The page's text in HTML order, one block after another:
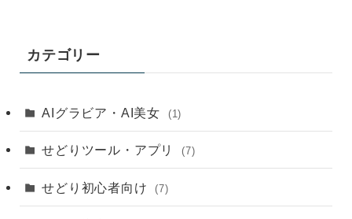
カテゴリー
AIグラビア・AI美女 (1)
せどりツール・アプリ (7)
せどり初心者向け (7)